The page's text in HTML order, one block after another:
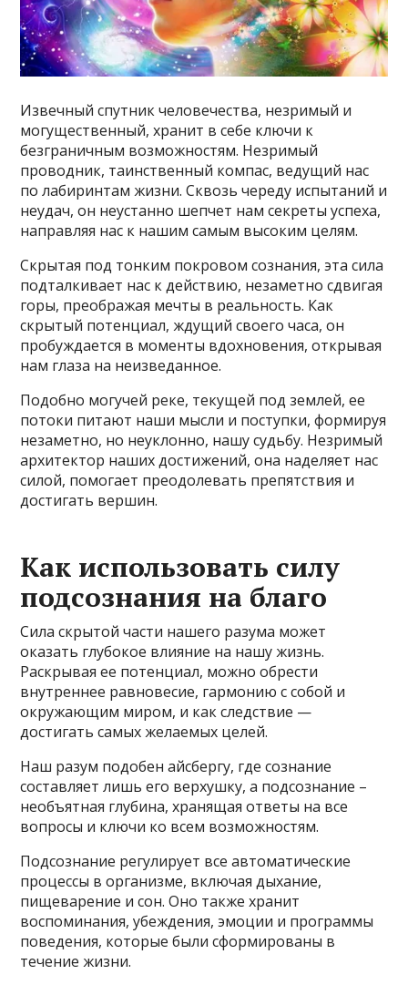
Извечный спутник человечества, незримый и
могущественный, хранит в себе ключи к
безграничным возможностям. Незримый
проводник, таинственный компас, ведущий нас
по лабиринтам жизни. Сквозь череду испытаний и
неудач, он неустанно шепчет нам секреты успеха,
направляя нас к нашим самым высоким целям.
Скрытая под тонким покровом сознания, эта сила
подталкивает нас к действию, незаметно сдвигая
горы, преображая мечты в реальность. Как
скрытый потенциал, ждущий своего часа, он
пробуждается в моменты вдохновения, открывая
нам глаза на неизведанное.
Подобно могучей реке, текущей под землей, ее
потоки питают наши мысли и поступки, формируя
незаметно, но неуклонно, нашу судьбу. Незримый
архитектор наших достижений, она наделяет нас
силой, помогает преодолевать препятствия и
достигать вершин.
Как использовать силу
подсознания на благо
Сила скрытой части нашего разума может
оказать глубокое влияние на нашу жизнь.
Раскрывая ее потенциал, можно обрести
внутреннее равновесие, гармонию с собой и
окружающим миром, и как следствие —
достигать самых желаемых целей.
Наш разум подобен айсбергу, где сознание
составляет лишь его верхушку, а подсознание –
необъятная глубина, хранящая ответы на все
вопросы и ключи ко всем возможностям.
Подсознание регулирует все автоматические
процессы в организме, включая дыхание,
пищеварение и сон. Оно также хранит
воспоминания, убеждения, эмоции и программы
поведения, которые были сформированы в
течение жизни.